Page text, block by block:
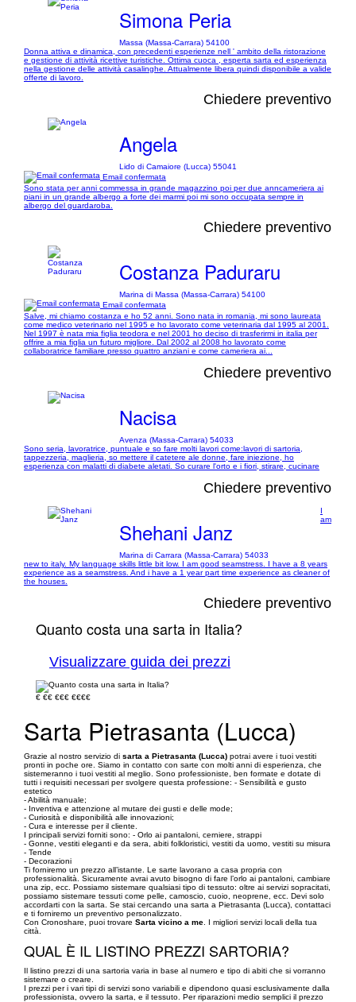
Simona Peria
Massa (Massa-Carrara) 54100
Donna attiva e dinamica, con precedenti esperienze nell ' ambito della ristorazione
e gestione di attività ricettive turistiche. Ottima cuoca , esperta sarta ed esperienza
nella gestione delle attività casalinghe. Attualmente libera quindi disponibile a valide
offerte di lavoro.
Chiedere preventivo
Angela
Lido di Camaiore (Lucca) 55041
Email confermata
Sono stata per anni commessa in grande magazzino poi per due anncameriera ai
piani in un grande albergo a forte dei marmi poi mi sono occupata sempre in
albergo del guardaroba.
Chiedere preventivo
Costanza Paduraru
Marina di Massa (Massa-Carrara) 54100
Email confermata
Salve, mi chiamo costanza e ho 52 anni. Sono nata in romania, mi sono laureata
come medico veterinario nel 1995 e ho lavorato come veterinaria dal 1995 al 2001.
Nel 1997 è nata mia figlia teodora e nel 2001 ho deciso di trasferirmi in italia per
offrire a mia figlia un futuro migliore. Dal 2002 al 2008 ho lavorato come
collaboratrice familiare presso quattro anziani e come cameriera ai...
Chiedere preventivo
Nacisa
Avenza (Massa-Carrara) 54033
Sono seria, lavoratrice, puntuale e so fare molti lavori come:lavori di sartoria,
tappezzeria, maglieria, so mettere il catetere ale donne, fare iniezione, ho
esperienza con malatti di diabete aletati. So curare l'orto e i fiori, stirare, cucinare
Chiedere preventivo
Shehani Janz
Marina di Carrara (Massa-Carrara) 54033
I
am
new to italy. My language skills little bit low. I am good seamstress. I have a 8 years
experience as a seamstress. And i have a 1 year part time experience as cleaner of
the houses.
Chiedere preventivo
Quanto costa una sarta in Italia?
Visualizzare guida dei prezzi
€ €€ €€€ €€€€
Sarta Pietrasanta (Lucca)
Grazie al nostro servizio di sarta a Pietrasanta (Lucca) potrai avere i tuoi vestiti
pronti in poche ore. Siamo in contatto con sarte con molti anni di esperienza, che
sistemeranno i tuoi vestiti al meglio. Sono professioniste, ben formate e dotate di
tutti i requisiti necessari per svolgere questa professione: - Sensibilità e gusto
estetico
- Abilità manuale;
- Inventiva e attenzione al mutare dei gusti e delle mode;
- Curiosità e disponibilità alle innovazioni;
- Cura e interesse per il cliente.
I principali servizi forniti sono: - Orlo ai pantaloni, cerniere, strappi
- Gonne, vestiti eleganti e da sera, abiti folkloristici, vestiti da uomo, vestiti su misura
- Tende
- Decorazioni
Ti forniremo un prezzo all’istante. Le sarte lavorano a casa propria con
professionalità. Sicuramente avrai avuto bisogno di fare l’orlo ai pantaloni, cambiare
una zip, ecc. Possiamo sistemare qualsiasi tipo di tessuto: oltre ai servizi sopracitati,
possiamo sistemare tessuti come pelle, camoscio, cuoio, neoprene, ecc. Devi solo
accordarti con la sarta. Se stai cercando una sarta a Pietrasanta (Lucca), contattaci
e ti forniremo un preventivo personalizzato.
Con Cronoshare, puoi trovare Sarta vicino a me . I migliori servizi locali della tua
città.
QUAL È IL LISTINO PREZZI SARTORIA?
Il listino prezzi di una sartoria varia in base al numero e tipo di abiti che si vorranno
sistemare o creare.
I prezzi per i vari tipi di servizi sono variabili e dipendono quasi esclusivamente dalla
professionista, ovvero la sarta, e il tessuto. Per riparazioni medio semplici il prezzo